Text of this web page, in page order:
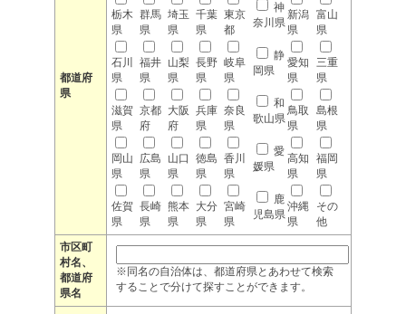
都道府
県
栃木
県
群馬
県
埼玉
県
千葉
県
東京
都
神
奈川県
新潟
県
富山
県
石川
県
福井
県
山梨
県
長野
県
岐阜
県
静
岡県
愛知
県
三重
県
滋賀
県
京都
府
大阪
府
兵庫
県
奈良
県
和
歌山県
鳥取
県
島根
県
岡山
県
広島
県
山口
県
徳島
県
香川
県
愛
媛県
高知
県
福岡
県
佐賀
県
長崎
県
熊本
県
大分
県
宮崎
県
鹿
児島県
沖縄
県
その
他
市区町
村名、
都道府
県名
※同名の自治体は、都道府県とあわせて検索
することで分けて探すことができます。